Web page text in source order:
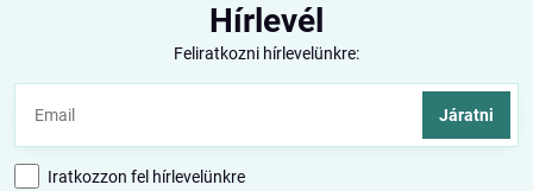
Hírlevél
Feliratkozni hírlevelünkre:
Járatni
Iratkozzon fel hírlevelünkre